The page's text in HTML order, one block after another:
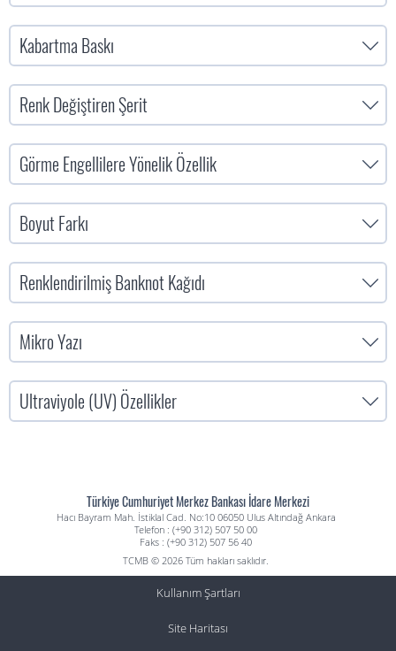
Kabartma Baskı
Renk Değiştiren Şerit
Görme Engellilere Yönelik Özellik
Boyut Farkı
Renklendirilmiş Banknot Kağıdı
Mikro Yazı
Ultraviyole (UV) Özellikler
Türkiye Cumhuriyet Merkez Bankası İdare Merkezi
Hacı Bayram Mah. İstiklal Cad. No:10 06050 Ulus Altındağ Ankara
Telefon : (+90 312) 507 50 00
Faks : (+90 312) 507 56 40
TCMB © 2026 Tüm hakları saklıdır.
Kullanım Şartları
Site Haritası